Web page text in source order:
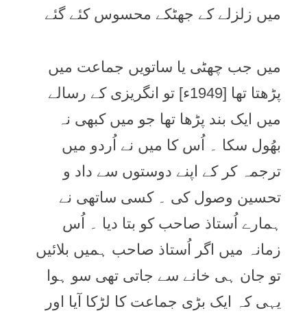
میں زلزلے کے جھٹکے محسوس کئے گئے
میں جب چھٹی یا ساتویں جماعت میں
پڑھتا تھا [1949ء] تو انگریزی کے رسالے
میں ایک بند پڑھا تھا جو میں کبھی نہ
بھُول سکا ۔ اُس کا میں نے اُردو میں
ترجمہ کر کے اپنے دوستوں سے داد و
تحسین وصول کی ۔ کسی ساتھی نے
ہمارے اُستاذ صاحب کو بتا دیا ۔ اُس
زمانہ میں اگر اُستاذ صاحب ہمیں بلائیں
تو جان ہی خانے سے جاتی تھی سو ہوا
یہی کہ ایک بڑی جماعت کا لڑکا آیا اور